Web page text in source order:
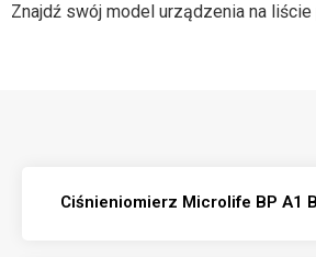
Znajdź swój model urządzenia na liście
Ciśnieniomierz Microlife BP A1